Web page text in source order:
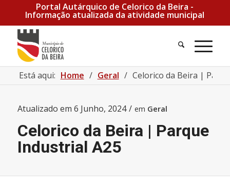
Portal Autárquico de Celorico da Beira -
Informação atualizada da atividade municipal
Está aqui: Home / Geral / Celorico da Beira |
Atualizado em 6 Junho, 2024 / em Geral
Celorico da Beira | Parque
Industrial A25